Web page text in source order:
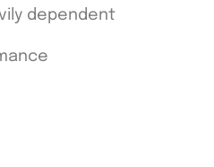
dependent